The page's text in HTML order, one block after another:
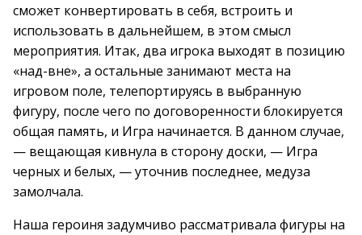
сможет конвертировать в себя, встроить и
использовать в дальнейшем, в этом смысл
мероприятия. Итак, два игрока выходят в позицию
«над-вне», а остальные занимают места на
игровом поле, телепортируясь в выбранную
фигуру, после чего по договоренности блокируется
общая память, и Игра начинается. В данном случае,
— вещающая кивнула в сторону доски, — Игра
черных и белых, — уточнив последнее, медуза
замолчала.
Наша героиня задумчиво рассматривала фигуры на